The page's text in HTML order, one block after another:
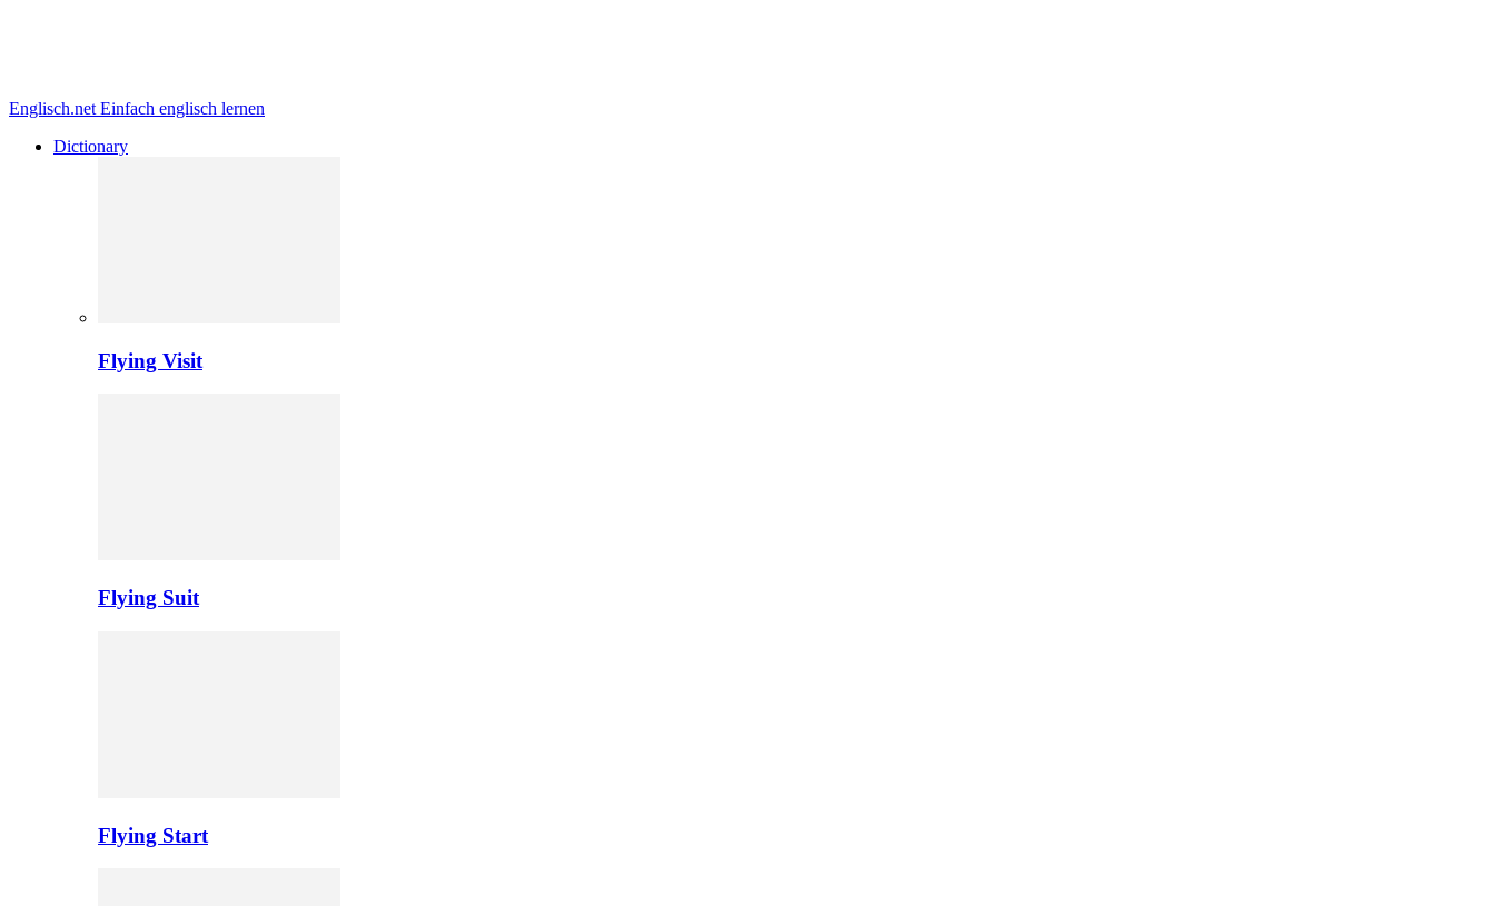
Englisch.net Einfach englisch lernen
Dictionary
Flying Visit
Flying Suit
Flying Start